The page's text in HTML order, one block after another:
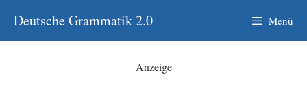
Inhalt
springen
Deutsche Grammatik 2.0 Menü
Anzeige